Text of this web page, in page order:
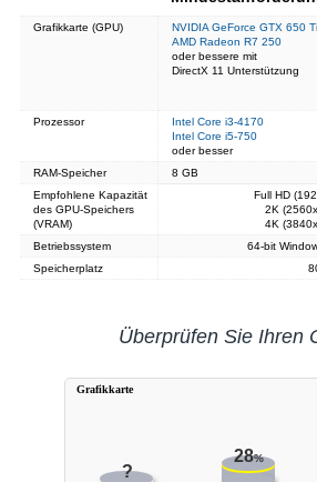
Grafikkarte (GPU)
NVIDIA GeForce GTX 650 Ti
AMD Radeon R7 250
oder bessere mit
DirectX 11 Unterstützung
Prozessor
Intel Core i3-4170
Intel Core i5-750
oder besser
RAM-Speicher 8 GB
Empfohlene Kapazität
des GPU-Speichers
(VRAM)
Full HD
2K
4K
Betriebssystem
64-bit
Speicherplatz
Überprüfen Sie Ihren
?
28%
Grafikkarte